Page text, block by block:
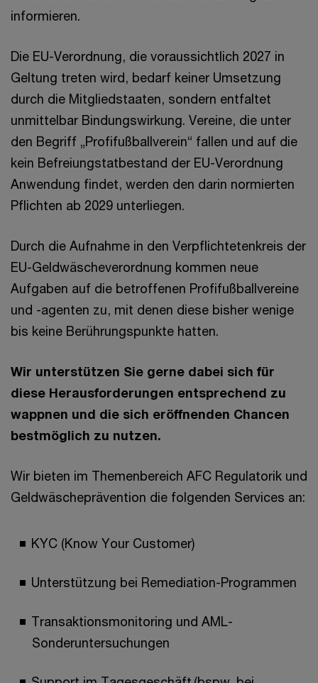
informieren.
Die EU-Verordnung, die voraussichtlich 2027 in
Geltung treten wird, bedarf keiner Umsetzung
durch die Mitgliedstaaten, sondern entfaltet
unmittelbar Bindungswirkung. Vereine, die unter
den Begriff „Profifußballverein“ fallen und auf die
kein Befreiungstatbestand der EU-Verordnung
Anwendung findet, werden den darin normierten
Pflichten ab 2029 unterliegen.
Durch die Aufnahme in den Verpflichtetenkreis der
EU-Geldwäscheverordnung kommen neue
Aufgaben auf die betroffenen Profifußballvereine
und -agenten zu, mit denen diese bisher wenige
bis keine Berührungspunkte hatten.
Wir unterstützen Sie gerne dabei sich für
diese Herausforderungen entsprechend zu
wappnen und die sich eröffnenden Chancen
bestmöglich zu nutzen.
Wir bieten im Themenbereich AFC Regulatorik und
Geldwäscheprävention die folgenden Services an:
KYC (Know Your Customer)
Unterstützung bei Remediation-Programmen
Transaktionsmonitoring und AML-
Sonderuntersuchungen